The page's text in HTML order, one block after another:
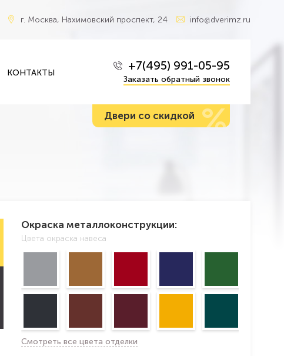
г. Москва, Нахимовский проспект, 24 info@dverimz.ru
КОНТАКТЫ +7(495) 991-05-95
Заказать обратный звонок
Двери со скидкой %
Окраска металлоконструкции:
Цвета окраска навеса
Смотреть все цвета отделки